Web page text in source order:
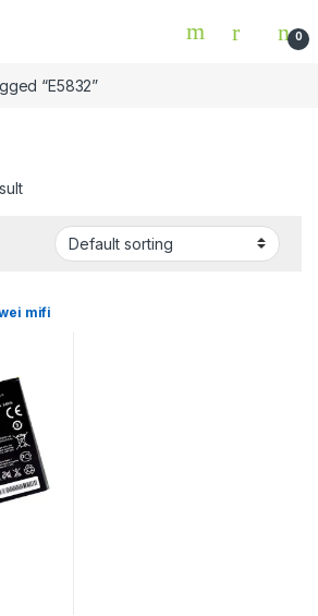
0
“E5832”
mifi